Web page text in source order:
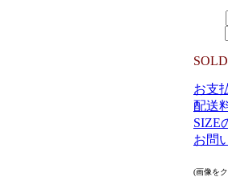
お支
配送
SIZE
お問
(画像を